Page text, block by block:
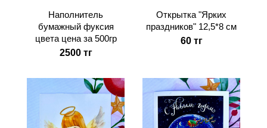
Наполнитель
бумажный фуксия
цвета цена за 500гр
2500 тг
Открытка "Ярких
праздников" 12,5*8 см
60 тг